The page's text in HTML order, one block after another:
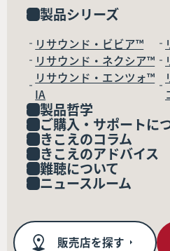
製品シリーズ
リサウンド・ビビア™
リサウンド・ネクシア™
リサウンド・エンツォ™
IA
製品哲学
ご購入・サポートに
きこえのコラム
きこえのアドバイス
難聴について
ニュースルーム
販売店を探す